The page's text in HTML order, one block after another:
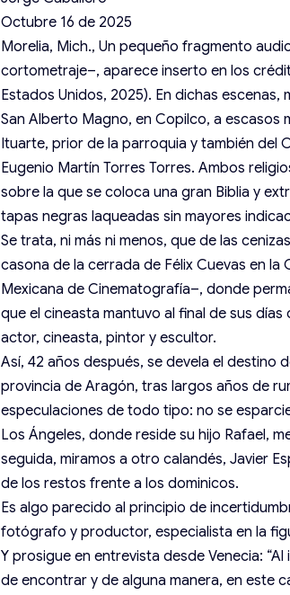
Octubre 16 de 2025
Morelia, Mich., Un pequeño fragmento
cortometraje–, aparece inserto en los
Estados Unidos, 2025). En dichas
San Alberto Magno, en Copilco, a escasos
Ituarte, prior de la parroquia y también del
Eugenio Martín Torres Torres. Ambos
sobre la que se coloca una gran Biblia y
tapas negras laqueadas sin mayores
Se trata, ni más ni menos, que de las
casona de la cerrada de Félix Cuevas en
Mexicana de Cinematografía–, donde
que el cineasta mantuvo al final de sus
actor, cineasta, pintor y escultor.
Así, 42 años después, se devela el destino
provincia de Aragón, tras largos años de
especulaciones de todo tipo: no se
Los Ángeles, donde reside su hijo Rafael,
seguida, miramos a otro calandés, Javier
de los restos frente a los dominicos.
Es algo parecido al principio de
fotógrafo y productor, especialista en la
Y prosigue en entrevista desde Venecia:
de encontrar y de alguna manera, en este